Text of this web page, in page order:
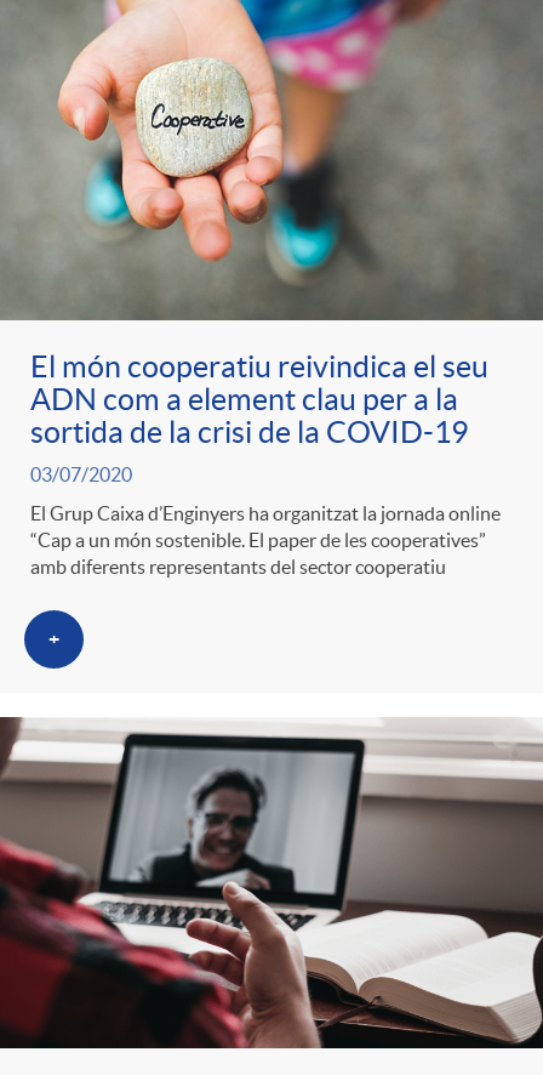
C
a
t
e
g
o
r
i
a
s
s
El món cooperatiu reivindica el seu
ADN com a element clau per a la
sortida de la crisi de la COVID-19
03/07/2020
El Grup Caixa d’Enginyers ha organitzat la jornada online
“Cap a un món sostenible. El paper de les cooperatives”
amb diferents representants del sector cooperatiu
+